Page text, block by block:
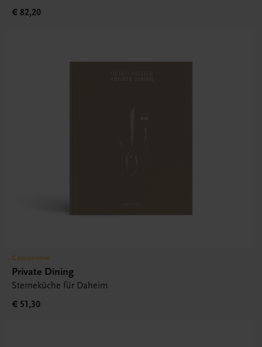
€ 82,20
Gastronomie
Private Dining
Sterneküche für Daheim
€ 51,30